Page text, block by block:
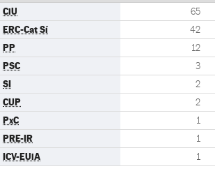
CiU 65
ERC-Cat Sí 42
PP 12
PSC 3
SI 2
CUP 2
PxC 1
PRE-IR 1
ICV-EUiA 1